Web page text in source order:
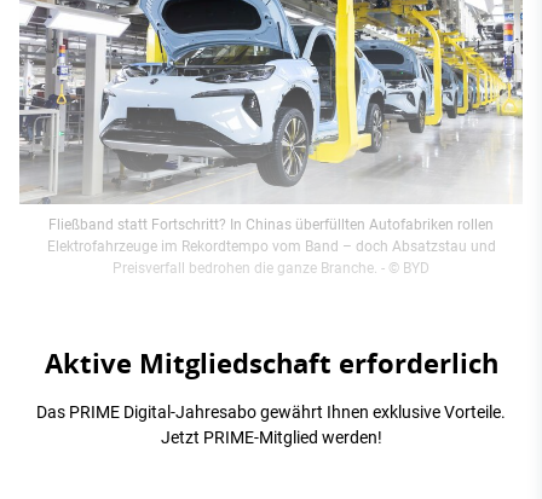
Fließband statt Fortschritt? In Chinas überfüllten Autofabriken rollen
Elektrofahrzeuge im Rekordtempo vom Band – doch Absatzstau und
Preisverfall bedrohen die ganze Branche. - © BYD
Aktive Mitgliedschaft erforderlich
Das PRIME Digital-Jahresabo gewährt Ihnen exklusive Vorteile.
Jetzt PRIME-Mitglied werden!